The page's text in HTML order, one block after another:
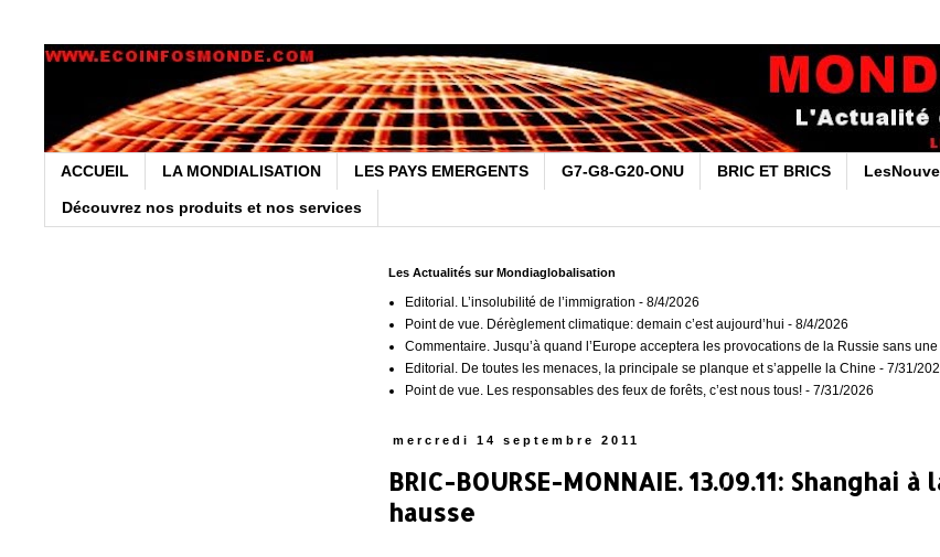
ACCUEIL LA MONDIALISATION LES PAYS EMERGENTS G7-G8-G20-ONU BRIC ET BRICS
Découvrez nos produits et nos services
Les Actualités sur Mondiaglobalisation
Editorial. L’insolubilité de l’immigration - 8/4/2026
Point de vue. Dérèglement climatique: demain c’est aujourd’hui - 8/4/2026
Commentaire. Jusqu’à quand l’Europe acceptera les provocations de la Russie sans
Editorial. De toutes les menaces, la principale se planque et s’appelle la Chine - 7/31/
Point de vue. Les responsables des feux de forêts, c’est nous tous! - 7/31/2026
mercredi 14 septembre 2011
BRIC-BOURSE-MONNAIE. 13.09.11: Shanghai
hausse